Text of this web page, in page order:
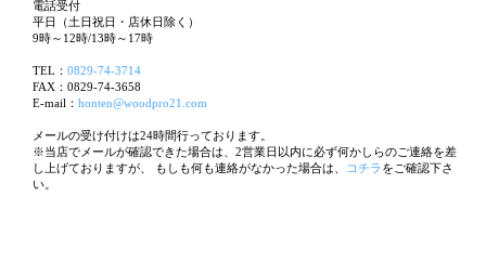
電話受付
平日（土日祝日・店休日除く）
9時～12時/13時～17時
TEL： 0829-74-3714
FAX：0829-74-3658
E-mail： honten@woodpro21.com
メールの受け付けは24時間行っております。
※当店でメールが確認できた場合は、2営業日以内に必ず何かしらのご連絡を差
し上げておりますが、 もしも何も連絡がなかった場合は、
コチラ をご確認下さ
い。